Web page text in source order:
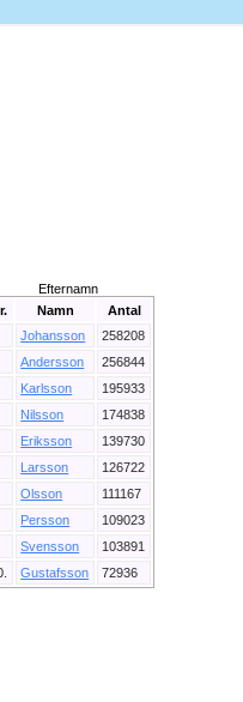
Efternamn
Namn
Antal
Johansson
258208
Andersson
256844
Karlsson
195933
Nilsson
174838
Eriksson
139730
Larsson
126722
Olsson
111167
Persson
109023
Svensson
103891
Gustafsson 72936